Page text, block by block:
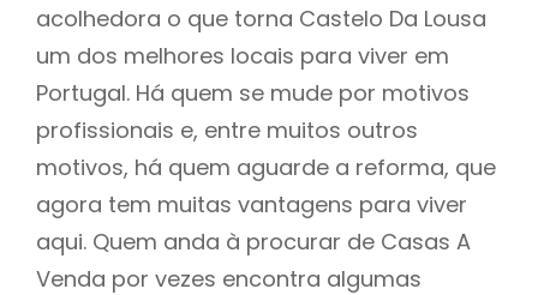
acolhedora o que torna Castelo Da Lousa
um dos melhores locais para viver em
Portugal. Há quem se mude por motivos
profissionais e, entre muitos outros
motivos, há quem aguarde a reforma, que
agora tem muitas vantagens para viver
aqui. Quem anda à procurar de Casas A
Venda por vezes encontra algumas